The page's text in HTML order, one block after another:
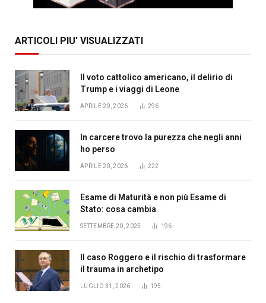
ARTICOLI PIU' VISUALIZZATI
Il voto cattolico americano, il delirio di
Trump e i viaggi di Leone
APRILE 20, 2026 296
In carcere trovo la purezza che negli anni
ho perso
APRILE 20, 2026 222
Esame di Maturità e non più Esame di
Stato: cosa cambia
SETTEMBRE 20, 2025 196
Il caso Roggero e il rischio di trasformare
il trauma in archetipo
LUGLIO 31, 2026 195